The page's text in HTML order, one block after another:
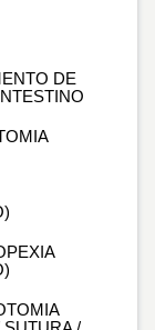
DE